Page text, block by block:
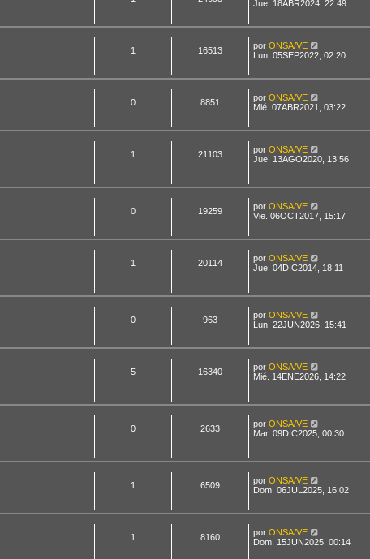
Jue. 18ABR2024, 22:49
1 16513 por ONSA/VE
Lun. 05SEP2022, 02:20
0 8851 por ONSA/VE
Mié. 07ABR2021, 03:22
1 21103 por ONSA/VE
Jue. 13AGO2020, 13:56
0 19259 por ONSA/VE
Vie. 06OCT2017, 15:17
1 20114 por ONSA/VE
Jue. 04DIC2014, 18:11
0 963 por ONSA/VE
Lun. 22JUN2026, 15:41
5 16340 por ONSA/VE
Mié. 14ENE2026, 14:22
0 2633 por ONSA/VE
Mar. 09DIC2025, 00:30
1 6509 por ONSA/VE
Dom. 06JUL2025, 16:02
1 8160 por ONSA/VE
Dom. 15JUN2025, 00:14